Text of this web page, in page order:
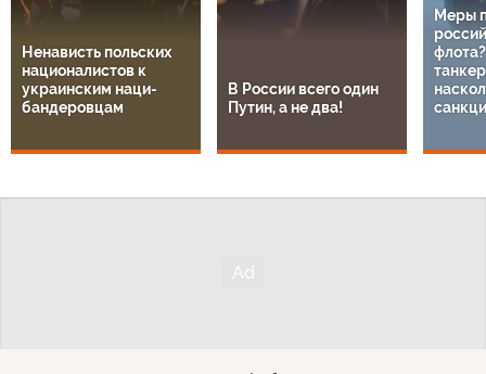
Ненависть польских
националистов к
украинским наци-
бандеровцам
В России всего один
Путин, а не два!
Меры